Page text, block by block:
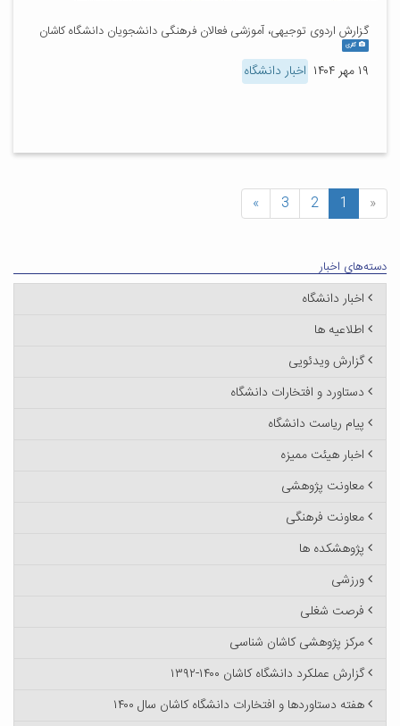
گزارش اردوی توجیهی، آموزشی فعالان فرهنگی دانشجویان دانشگاه کاشان
گالری
۱۹ مهر ۱۴۰۴ اخبار دانشگاه
«
1
2
3
»
دسته‌های اخبار
اخبار دانشگاه
اطلاعیه ها
گزارش ویدئویی
دستاورد و افتخارات دانشگاه
پیام ریاست دانشگاه
اخبار هیئت ممیزه
معاونت پژوهشی
معاونت فرهنگی
پژوهشکده ها
ورزشی
فرصت شغلی
مرکز پژوهشی کاشان شناسی
گزارش عملکرد دانشگاه کاشان ۱۴۰۰-۱۳۹۲
هفته دستاوردها و افتخارات دانشگاه کاشان سال ۱۴۰۰